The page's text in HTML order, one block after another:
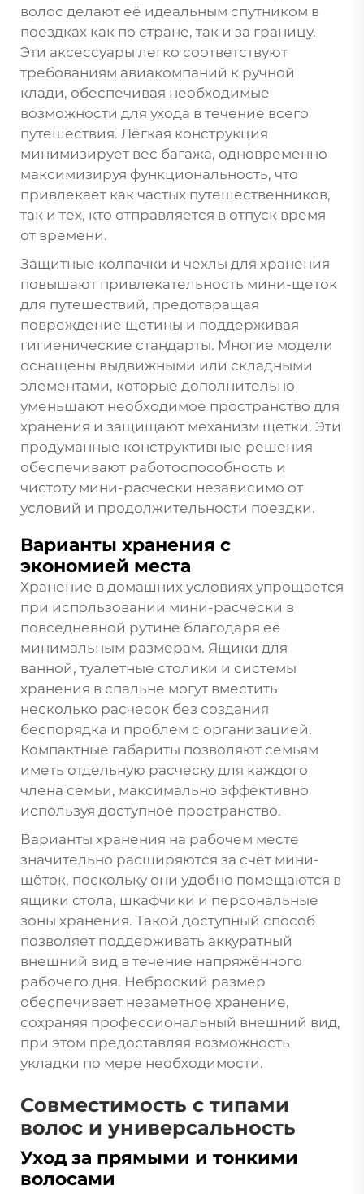
волос делают её идеальным спутником в
поездках как по стране, так и за границу.
Эти аксессуары легко соответствуют
требованиям авиакомпаний к ручной
клади, обеспечивая необходимые
возможности для ухода в течение всего
путешествия. Лёгкая конструкция
минимизирует вес багажа, одновременно
максимизируя функциональность, что
привлекает как частых путешественников,
так и тех, кто отправляется в отпуск время
от времени.
Защитные колпачки и чехлы для хранения
повышают привлекательность мини-щеток
для путешествий, предотвращая
повреждение щетины и поддерживая
гигиенические стандарты. Многие модели
оснащены выдвижными или складными
элементами, которые дополнительно
уменьшают необходимое пространство для
хранения и защищают механизм щетки. Эти
продуманные конструктивные решения
обеспечивают работоспособность и
чистоту мини-расчески независимо от
условий и продолжительности поездки.
Варианты хранения с
экономией места
Хранение в домашних условиях упрощается
при использовании мини-расчески в
повседневной рутине благодаря её
минимальным размерам. Ящики для
ванной, туалетные столики и системы
хранения в спальне могут вместить
несколько расчесок без создания
беспорядка и проблем с организацией.
Компактные габариты позволяют семьям
иметь отдельную расческу для каждого
члена семьи, максимально эффективно
используя доступное пространство.
Варианты хранения на рабочем месте
значительно расширяются за счёт мини-
щёток, поскольку они удобно помещаются в
ящики стола, шкафчики и персональные
зоны хранения. Такой доступный способ
позволяет поддерживать аккуратный
внешний вид в течение напряжённого
рабочего дня. Неброский размер
обеспечивает незаметное хранение,
сохраняя профессиональный внешний вид,
при этом предоставляя возможность
укладки по мере необходимости.
Совместимость с типами
волос и универсальность
Уход за прямыми и тонкими
волосами